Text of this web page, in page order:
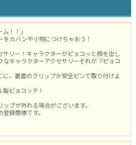
！！」
カバンや小物につけちゃおう！
サリー！キャラクターがピョコっと顔を出し
なキャラクターアクセサリーそれが『ピョコ
に、裏面のクリップか安全ピンで取り付けよ
製ピョコッテ！
プが外れる場合がございます。
録商標です。